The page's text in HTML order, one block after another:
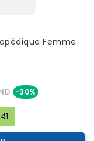
Femme
-30% Prix
41